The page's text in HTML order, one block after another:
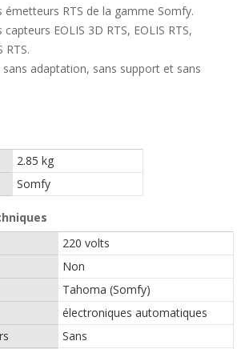
émetteurs RTS de la gamme Somfy.
EOLIS 3D RTS, EOLIS RTS,
RTS.
sans adaptation, sans support et sans
2.85 kg
Somfy
220 volts
Non
Tahoma (Somfy)
électroniques automatiques
Sans